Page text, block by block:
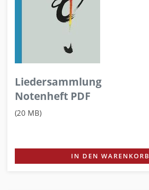
Liedersammlung
Notenheft PDF
(20 MB)
IN DEN WARENKORB